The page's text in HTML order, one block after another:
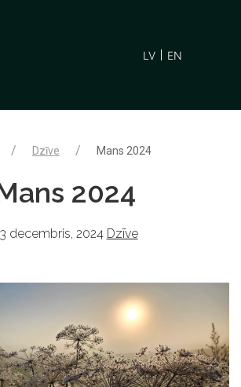
LV EN
Dzīve Mans 2024
2024
decembris, 2024 Dzīve